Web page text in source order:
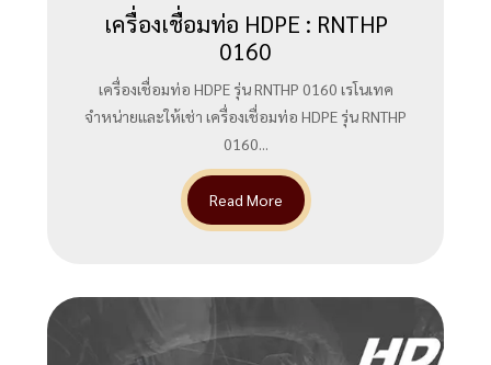
เครื่องเชื่อมท่อ HDPE : RNTHP
0160
เครื่องเชื่อมท่อ HDPE รุ่น RNTHP 0160 เรโนเทค
จำหน่ายและให้เช่า เครื่องเชื่อมท่อ HDPE รุ่น RNTHP
0160...
Read More